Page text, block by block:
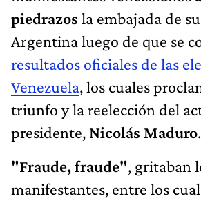
piedrazos la embajada de
Argentina luego de que se
resultados oficiales de las
Venezuela, los cuales
triunfo y la reelección del
presidente, Nicolás Maduro.
"Fraude, fraude", gritaban
manifestantes, entre los